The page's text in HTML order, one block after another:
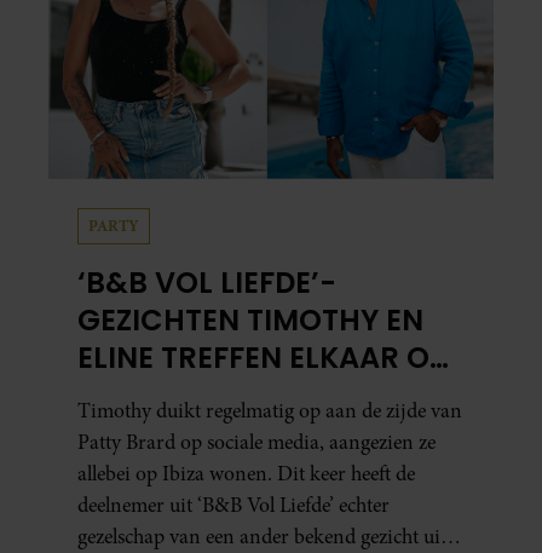
PARTY
‘B&B VOL LIEFDE’-
GEZICHTEN TIMOTHY EN
ELINE TREFFEN ELKAAR OP
IBIZA
Timothy duikt regelmatig op aan de zijde van
Patty Brard op sociale media, aangezien ze
allebei op Ibiza wonen. Dit keer heeft de
deelnemer uit ‘B&B Vol Liefde’ echter
gezelschap van een ander bekend gezicht uit